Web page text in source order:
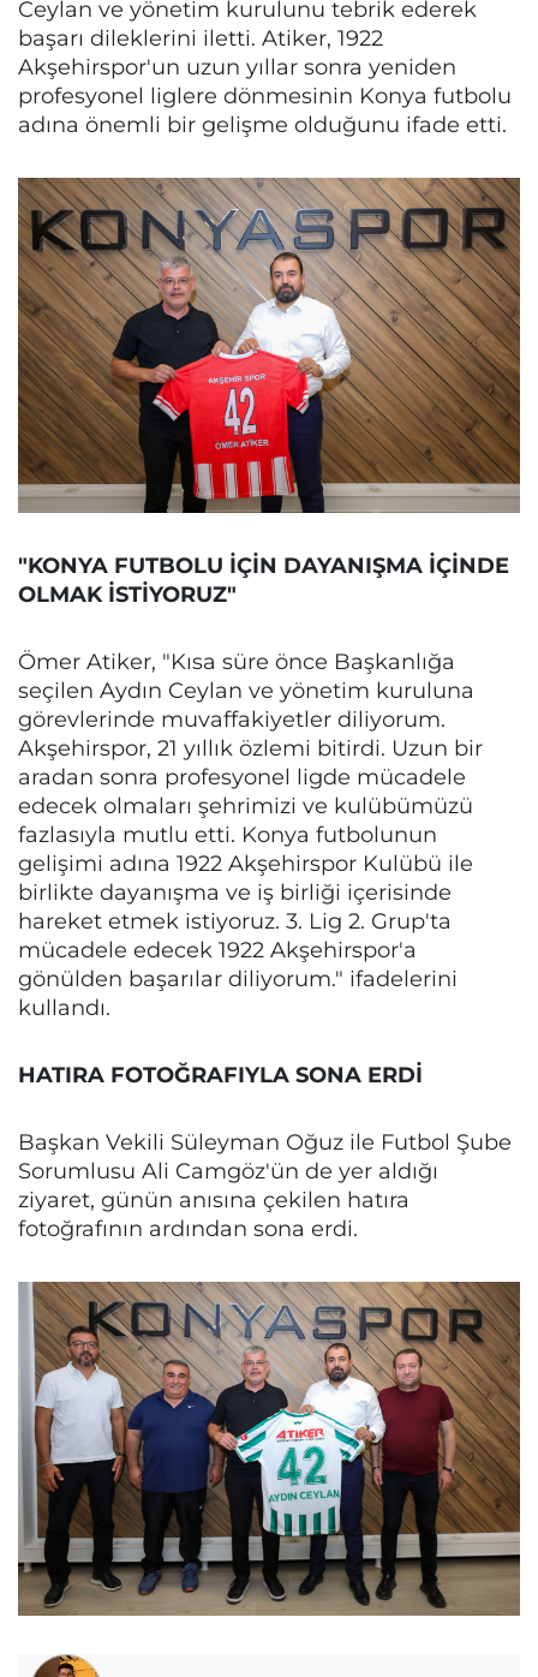
Ceylan ve yönetim kurulunu tebrik ederek
başarı dileklerini iletti. Atiker, 1922
Akşehirspor'un uzun yıllar sonra yeniden
profesyonel liglere dönmesinin Konya futbolu
adına önemli bir gelişme olduğunu ifade etti.
"KONYA FUTBOLU İÇİN DAYANIŞMA İÇİNDE
OLMAK İSTİYORUZ"
Ömer Atiker, "Kısa süre önce Başkanlığa
seçilen Aydın Ceylan ve yönetim kuruluna
görevlerinde muvaffakiyetler diliyorum.
Akşehirspor, 21 yıllık özlemi bitirdi. Uzun bir
aradan sonra profesyonel ligde mücadele
edecek olmaları şehrimizi ve kulübümüzü
fazlasıyla mutlu etti. Konya futbolunun
gelişimi adına 1922 Akşehirspor Kulübü ile
birlikte dayanışma ve iş birliği içerisinde
hareket etmek istiyoruz. 3. Lig 2. Grup'ta
mücadele edecek 1922 Akşehirspor'a
gönülden başarılar diliyorum." ifadelerini
kullandı.
HATIRA FOTOĞRAFIYLA SONA ERDİ
Başkan Vekili Süleyman Oğuz ile Futbol Şube
Sorumlusu Ali Camgöz'ün de yer aldığı
ziyaret, günün anısına çekilen hatıra
fotoğrafının ardından sona erdi.